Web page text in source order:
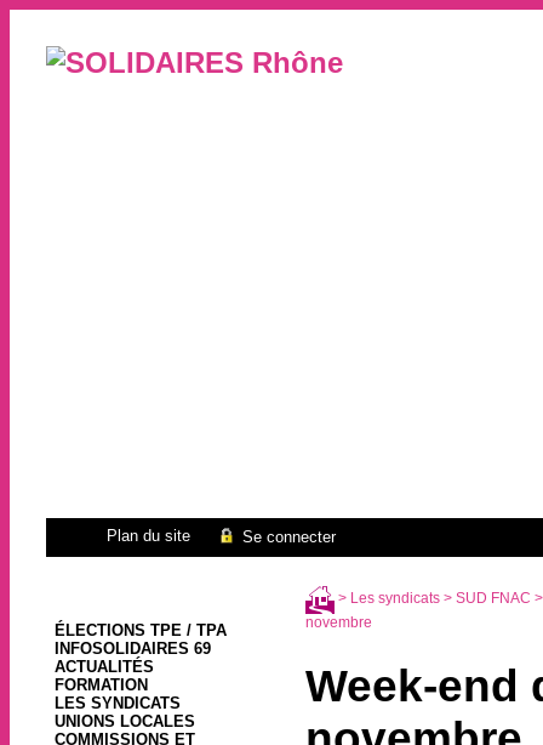
Plan du site Se connecter
ÉLECTIONS TPE / TPA
INFOSOLIDAIRES 69
ACTUALITÉS
FORMATION
LES SYNDICATS
UNIONS LOCALES
COMMISSIONS ET
> Les syndicats> SUD FNAC
novembre
Week-end